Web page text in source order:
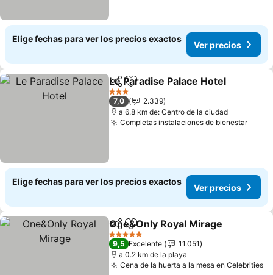
Elige fechas para ver los precios exactos
Ver precios
CompartirAgregar a favoritos
Le Paradise Palace Hotel
3 Estrellas
7,0
2.339
a 6.8 km de: Centro de la ciudad
Completas instalaciones de bienestar
Elige fechas para ver los precios exactos
Ver precios
CompartirAgregar a favoritos
One&Only Royal Mirage
5 Estrellas
9,5 Excelente
11.051
a 0.2 km de la playa
Cena de la huerta a la mesa en Celebrities